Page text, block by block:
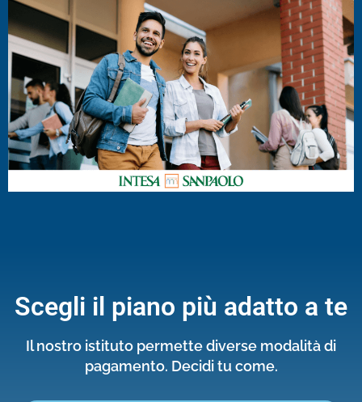
Scegli il piano più adatto a te
Il nostro istituto permette diverse modalità di
pagamento. Decidi tu come.